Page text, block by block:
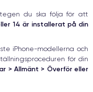
du ska följa för att
14 är installerat på din
iPhone-modellerna och
för din
> Allmänt > Överför eller